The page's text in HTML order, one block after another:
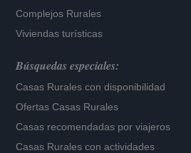
Complejos Rurales
Viviendas turísticas
Búsquedas especiales:
Casas Rurales con disponibilidad
Ofertas Casas Rurales
Casas recomendadas por viajeros
Casas Rurales con actividades